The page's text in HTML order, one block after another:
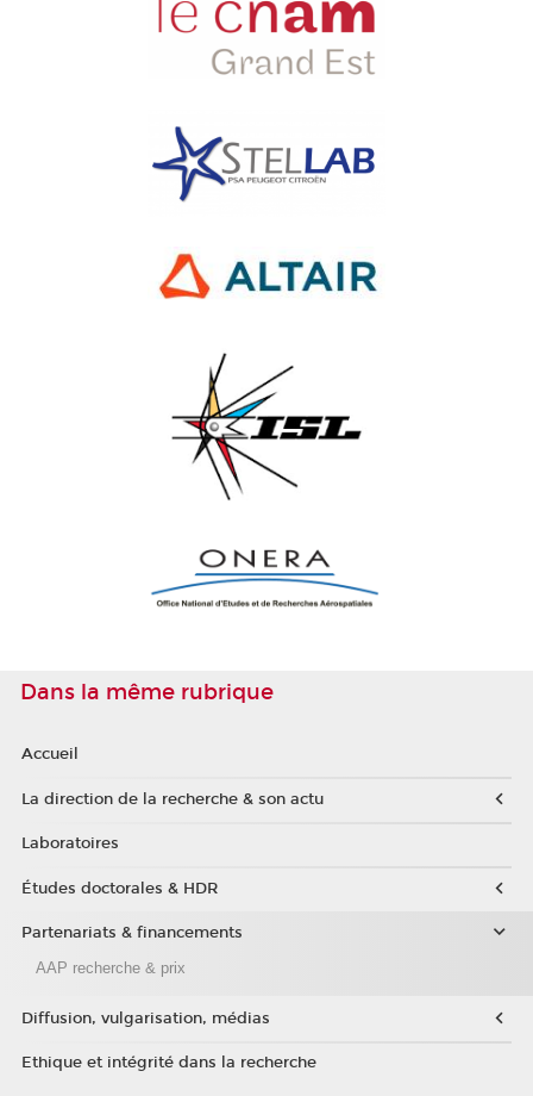
Dans la même rubrique
Accueil
La direction de la recherche & son actu
Laboratoires
Études doctorales & HDR
Partenariats & financements
AAP recherche & prix
Diffusion, vulgarisation, médias
Ethique et intégrité dans la recherche